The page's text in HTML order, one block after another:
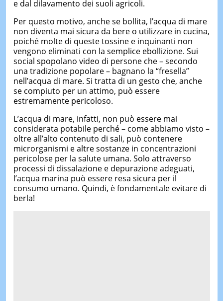
e dal dilavamento dei suoli agricoli.
Per questo motivo, anche se bollita, l’acqua di mare
non diventa mai sicura da bere o utilizzare in cucina,
poiché molte di queste tossine e inquinanti non
vengono eliminati con la semplice ebollizione. Sui
social spopolano video di persone che – secondo
una tradizione popolare – bagnano la “fresella”
nell’acqua di mare. Si tratta di un gesto che, anche
se compiuto per un attimo, può essere
estremamente pericoloso.
L’acqua di mare, infatti, non può essere mai
considerata potabile perché – come abbiamo visto –
oltre all’alto contenuto di sali, può contenere
microrganismi e altre sostanze in concentrazioni
pericolose per la salute umana. Solo attraverso
processi di dissalazione e depurazione adeguati,
l’acqua marina può essere resa sicura per il
consumo umano. Quindi, è fondamentale evitare di
berla!